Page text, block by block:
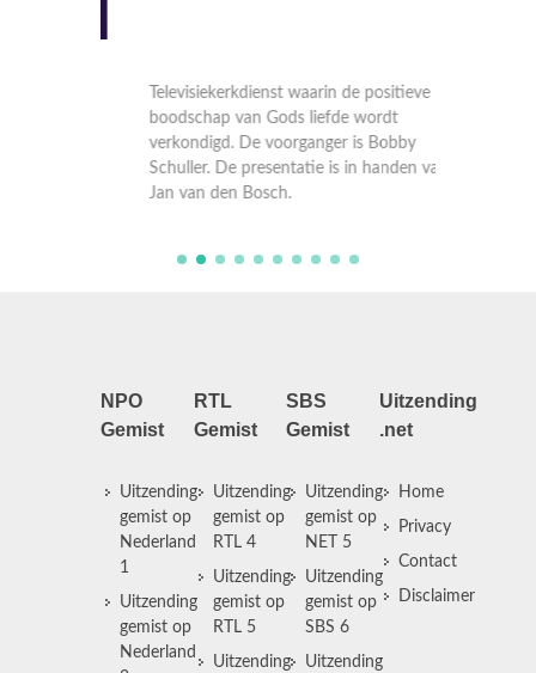
Televisiekerkdienst waarin de positieve
boodschap van Gods liefde wordt
verkondigd. De voorganger is Bobby
Schuller. De presentatie is in handen van
Jan van den Bosch.
NPO
Gemist
Uitzending
gemist op
Nederland
1
Uitzending
gemist op
Nederland
RTL
Gemist
Uitzending
gemist op
RTL 4
Uitzending
gemist op
RTL 5
Uitzending
SBS
Gemist
Uitzending
gemist op
NET 5
Uitzending
gemist op
SBS 6
Uitzending
Uitzending
.net
Home
Privacy
Contact
Disclaimer